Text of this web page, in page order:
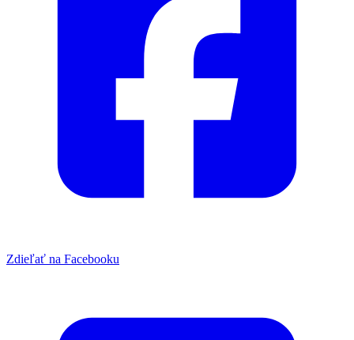
Zdieľať na Facebooku